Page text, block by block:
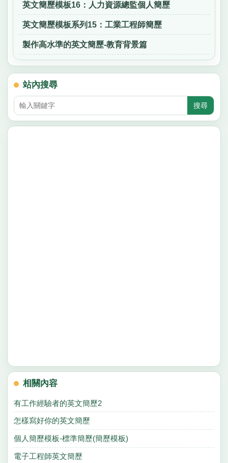
英文簡歷模板16：人力資源總監個人簡歷
英文簡歷模板系列15：工業工程師簡歷
製作高水準的英文簡歷-教育背景篇
站內搜尋
相關內容
有工作經驗者的英文簡歷2
怎樣寫好你的英文簡歷
個人簡歷模板-標準簡歷(簡歷模板)
電子工程師英文簡歷